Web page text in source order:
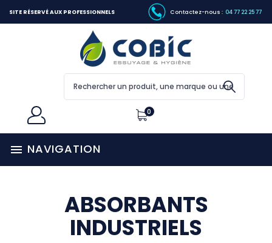
SITE RÉSERVÉ AUX PROFESSIONNELS Contactez-nous : 04 77 22 25 77
0
 NAVIGATION
ABSORBANTS
INDUSTRIELS